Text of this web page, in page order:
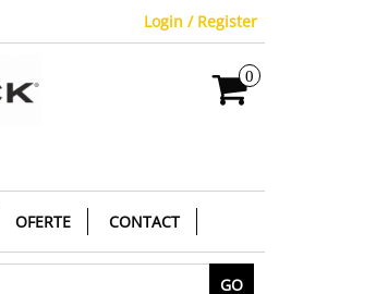
Login / Register
0
OFERTE CONTACT
GO